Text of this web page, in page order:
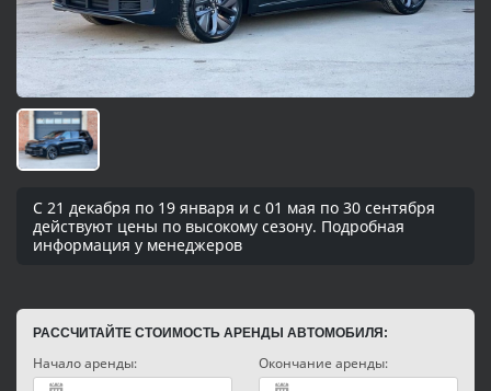
С 21 декабря по 19 января и с 01 мая по 30 сентября
действуют цены по высокому сезону. Подробная
информация у менеджеров
РАССЧИТАЙТЕ СТОИМОСТЬ АРЕНДЫ АВТОМОБИЛЯ:
Начало аренды: Окончание аренды: